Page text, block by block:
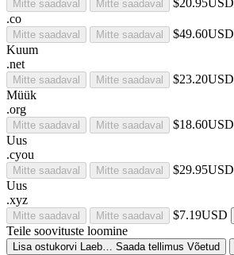
Mitte saadaval Mitte saadaval
.co
Mitte saadaval Mitte saadaval $49.60USD
Kuum
.net
Mitte saadaval Mitte saadaval $23.20USD
Müük
.org
Mitte saadaval Mitte saadaval $18.60USD
Uus
.cyou
Mitte saadaval Mitte saadaval $29.95USD
Uus
.xyz
Mitte saadaval Mitte saadaval $7.19USD
Teile soovituste loomine
Lisa ostukorvi Laeb… Saada tellimus Võetud